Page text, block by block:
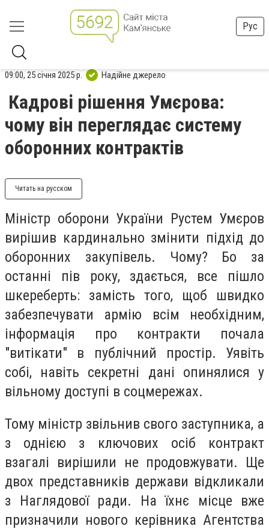
Рус
09:00, 25 січня 2025 р. Надійне джерело
Кадрові рішення Умєрова:
чому він переглядає систему
оборонних контрактів
Читать на русском
Міністр оборони України Рустем Умєров
вирішив кардинально змінити підхід до
оборонних закупівель. Чому? Бо за
останні пів року, здається, все пішло
шкереберть: замість того, щоб швидко
забезпечувати армію всім необхідним,
інформація про контракти почала
"витікати" в публічний простір. Уявіть
собі, навіть секретні дані опинялися у
вільному доступі в соцмережах.
Тому міністр звільнив свого заступника, а
з однією з ключових осіб контракт
взагалі вирішили не продовжувати. Ще
двох представників держави відкликали
з Наглядової ради. На їхнє місце вже
призначили нового керівника Агентства